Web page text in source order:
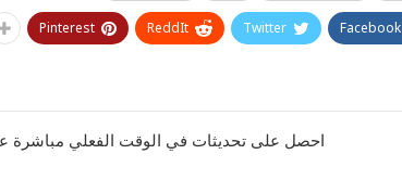
Facebook
Twitter
ReddIt
Pinterest
احصل على تحديثات في الوقت الفعلي مباشرة